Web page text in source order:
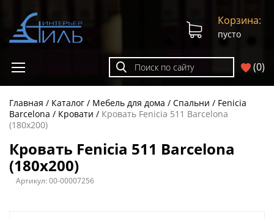
(0)
Корзина:
пусто
Главная Каталог Мебель для дома Спальни
Fenicia
Barcelona
Кровати
Кровать Fenicia 511 Barcelona
(180х200)
Кровать Fenicia 511 Barcelona
(180х200)
Артикул:00-00007256